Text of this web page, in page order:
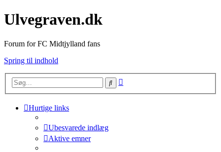
Ulvegraven.dk
Forum for FC Midtjylland fans
Spring til indhold
Søg
Hurtige links
Ubesvarede indlæg
Aktive emner